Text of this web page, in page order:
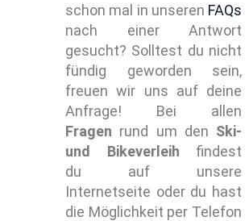
schon mal in unseren FAQs
nach einer Antwort
gesucht? Solltest du nicht
fündig geworden sein,
freuen wir uns auf deine
Anfrage! Bei allen
Fragen rund um den Ski-
und Bikeverleih findest
du auf unsere
Internetseite oder du hast
die Möglichkeit per Telefon